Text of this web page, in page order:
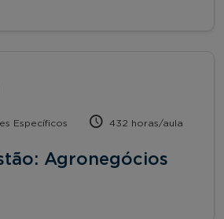
Específicos 432 horas/aula
Agronegócios